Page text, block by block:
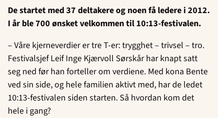
De startet med 37 deltakere og noen få ledere i 2012.
I år ble 700 ønsket velkommen til 10:13-festivalen.
– Våre kjerneverdier er tre T-er: trygghet – trivsel – tro.
Festivalsjef Leif Inge Kjærvoll Sørskår har knapt satt
seg ned før han forteller om verdiene. Med kona Bente
ved sin side, og hele familien aktivt med, har de ledet
10:13-festivalen siden starten. Så hvordan kom det
hele i gang?